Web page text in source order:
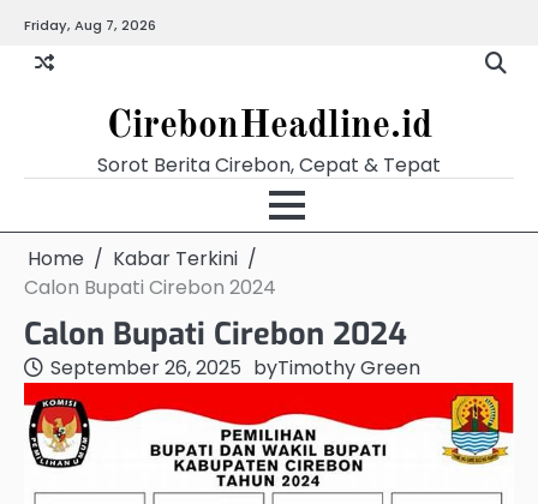
content
Friday, Aug 7, 2026
CirebonHeadline.id
Sorot Berita Cirebon, Cepat & Tepat
Home
Kabar Terkini
Calon Bupati Cirebon 2024
Calon Bupati Cirebon 2024
September 26, 2025 byTimothy Green